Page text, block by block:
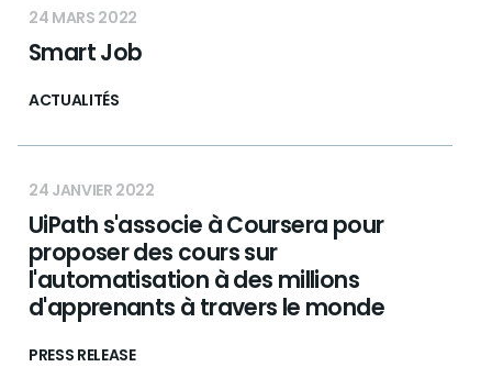
24 MARS 2022
Smart Job
ACTUALITÉS
24 JANVIER 2022
UiPath s'associe à Coursera pour
proposer des cours sur
l'automatisation à des millions
d'apprenants à travers le monde
PRESS RELEASE